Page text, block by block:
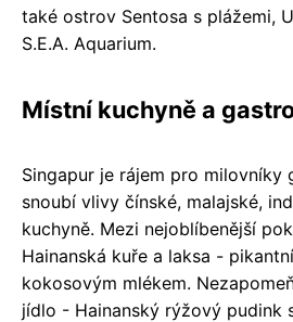
také ostrov Sentosa s plážemi,
S.E.A. Aquarium.
Místní kuchyně a
Singapur je rájem pro milovníky
snoubí vlivy čínské, malajské,
kuchyně. Mezi nejoblíbenější
Hainanská kuře a laksa -
kokosovým mlékem.
jídlo - Hainanský rýžový pudink